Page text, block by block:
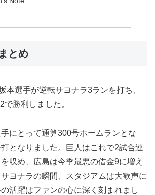
とめ
本選手が逆転サヨナラ3ランを打ち、
勝利しました。
にとって通算300号ホームランとな
となりました。巨人はこれで2試合連
収め、広島は今季最悪の借金9に増え
ヨナラの瞬間、スタジアムは大歓声に
活躍はファンの心に深く刻まれまし